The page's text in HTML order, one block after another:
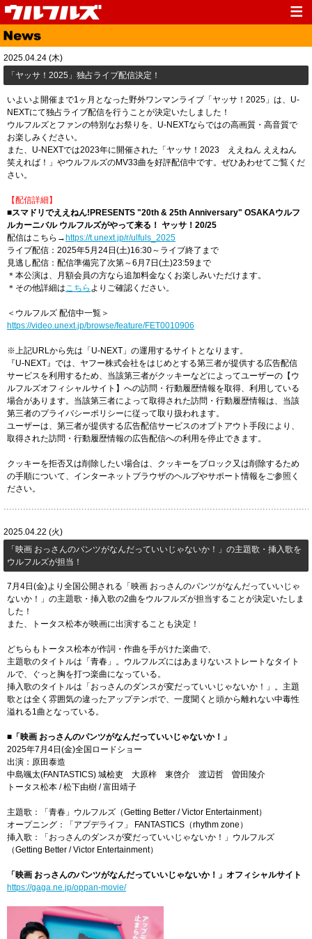
Top
Media Live
Fanclub Goods
Contact Link
2025.04.24 (木)
「ヤッサ！2025」独占ライブ配信決定！
いよいよ開催まで1ヶ月となった野外ワンマンライブ「ヤッサ！2025」は、U-
NEXTにて独占ライブ配信を行うことが決定いたしました！
ウルフルズとファンの特別なお祭りを、U-NEXTならではの高画質・高音質で
お楽しみください。
また、U-NEXTでは2023年に開催された「ヤッサ！2023 ええねん ええねん
笑えれば！」やウルフルズのMV33曲を好評配信中です。ぜひあわせてご覧くだ
さい。
【配信詳細】
■スマドリでええねん!PRESENTS "20th & 25th Anniversary" OSAKAウルフ
ルカーニバル ウルフルズがやって来る！ ヤッサ！20/25
配信はこちら→ https://t.unext.jp/r/ulfuls_2025
ライブ配信：2025年5月24日(土)16:30～ライブ終了まで
見逃し配信：配信準備完了次第～6月7日(土)23:59まで
＊本公演は、月額会員の方なら追加料金なくお楽しみいただけます。
＊その他詳細はこちら よりご確認ください。
＜ウルフルズ 配信中一覧＞
https://video.unext.jp/browse/feature/FET0010906
※上記URLから先は「U-NEXT」の運用するサイトとなります。
『U-NEXT』では、ヤフー株式会社をはじめとする第三者が提供する広告配信
サービスを利用するため、当該第三者がクッキーなどによってユーザーの【ウ
ルフルズオフィシャルサイト】への訪問・行動履歴情報を取得、利用している
場合があります。当該第三者によって取得された訪問・行動履歴情報は、当該
第三者のプライバシーポリシーに従って取り扱われます。
ユーザーは、第三者が提供する広告配信サービスのオプトアウト手段により、
取得された訪問・行動履歴情報の広告配信への利用を停止できます。
クッキーを拒否又は削除したい場合は、クッキーをブロック又は削除するため
の手順について、インターネットブラウザのヘルプやサポート情報をご参照く
ださい。
2025.04.22 (火)
「映画 おっさんのパンツがなんだっていいじゃないか！」の主題歌・挿入歌を
ウルフルズが担当！
7月4日(金)より全国公開される「映画 おっさんのパンツがなんだっていいじゃ
ないか！」の主題歌・挿入歌の2曲をウルフルズが担当することが決定いたしま
した！
また、トータス松本が映画に出演することも決定！
どちらもトータス松本が作詞・作曲を手がけた楽曲で、
主題歌のタイトルは「青春」。ウルフルズにはあまりないストレートなタイト
ルで、ぐっと胸を打つ楽曲になっている。
挿入歌のタイトルは「おっさんのダンスが変だっていいじゃないか！」。主題
歌とは全く雰囲気の違ったアップテンポで、一度聞くと頭から離れない中毒性
溢れる1曲となっている。
■「映画 おっさんのパンツがなんだっていいじゃないか！」
2025年7月4日(金)全国ロードショー
出演：原田泰造
中島颯太(FANTASTICS) 城桧吏 大原梓 東啓介 渡辺哲 曽田陵介
トータス松本 / 松下由樹 / 富田靖子
主題歌：「青春」ウルフルズ（Getting Better / Victor Entertainment）
オープニング：「アプデライフ」 FANTASTICS（rhythm zone）
挿入歌：「おっさんのダンスが変だっていいじゃないか！」ウルフルズ
（Getting Better / Victor Entertainment）
「映画 おっさんのパンツがなんだっていいじゃないか！」オフィシャルサイト
https://gaga.ne.jp/oppan-movie/